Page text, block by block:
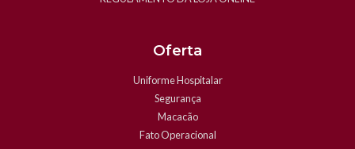
Oferta
Uniforme Hospitalar
Segurança
Macacão
Fato Operacional